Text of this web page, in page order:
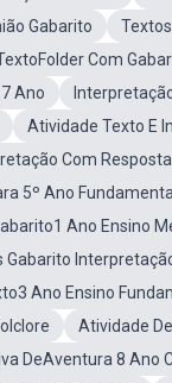
Gabarito
Com
Ano
Atividade Texto E
Com Resposta
5º Ano Fundamental
Ano Ensino
Gabarito
Ano Ensino
Atividade
DeAventura 8 Ano